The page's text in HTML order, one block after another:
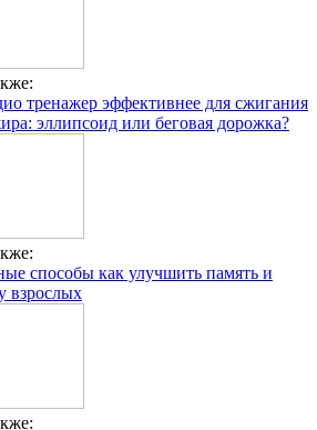
тренажер эффективнее для сжигания
эллипсоид или беговая дорожка?
способы как улучшить память и
взрослых